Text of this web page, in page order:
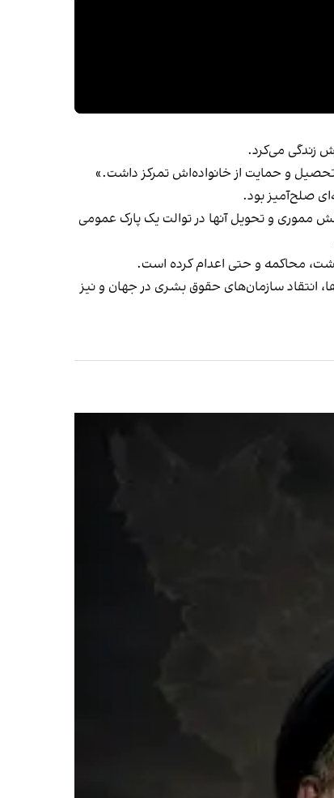
زندگی می‌کرد.
تحصیل و حمایت از خانواده‌اش تمرکز داشت.»
صلح‌آمیز بود.
مموری و تحویل آنها در توالت یک پارک عمومی
محاکمه و حتی اعدام کرده است.
این اعدام‌ها، انتقاد سازمان‌های حقوق بشری در جهان و نیز